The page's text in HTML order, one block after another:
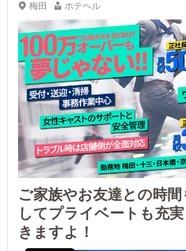
梅田 ホテヘル
ご家族やお友達との時
してプライベートも充
きますよ！